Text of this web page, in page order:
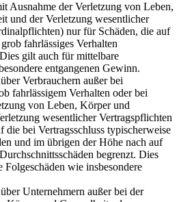
Ausnahme der Verletzung von Leben,
und der Verletzung wesentlicher
nur für Schäden, die auf
fahrlässiges Verhalten
gilt auch für mittelbare
entgangenen Gewinn.
Verbrauchern außer bei
fahrlässigem Verhalten oder bei
von Leben, Körper und
wesentlicher Vertragspflichten
bei Vertragsschluss typischerweise
und im übrigen der Höhe nach auf
begrenzt. Dies
wie insbesondere
Unternehmern außer bei der